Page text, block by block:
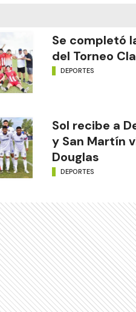
Se completó
del Torneo
DEPORTES
Sol recibe a
y San Martín
Douglas
DEPORTES